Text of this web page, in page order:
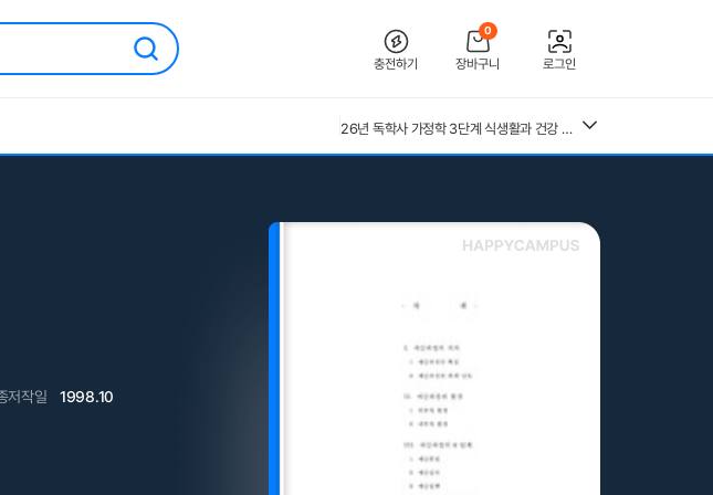
충전하기
0
장바구니 로그인
26년 독학사 가정학 3단계 가족관계 요약본(24,25년 시험 복기내용 추가)
[2026 합격인증O] 전북대학교병원 간호사 채용 대비 필기+면접 기출 정리
독학사 3단계 가정학 가족관계 기출모의고사 200제(객관식 150, 주관식 50문제)
독학사 3단계 가족관계 기출
저작일 1998.10